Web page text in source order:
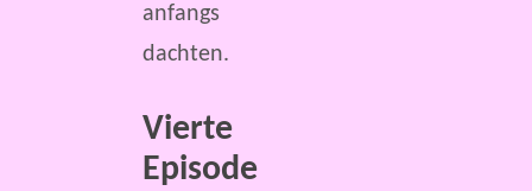
anfangs
dachten.
Vierte
Episode